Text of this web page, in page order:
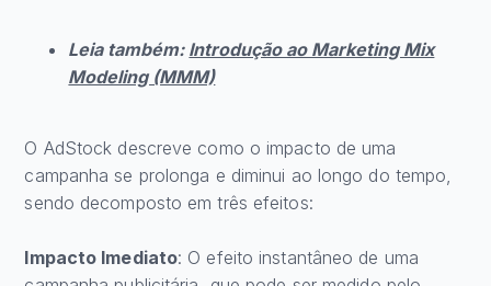
Leia também: Introdução ao Marketing Mix
Modeling (MMM)
O AdStock descreve como o impacto de uma
campanha se prolonga e diminui ao longo do tempo,
sendo decomposto em três efeitos:
Impacto Imediato: O efeito instantâneo de uma